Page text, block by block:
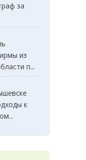
за
из
п...
к